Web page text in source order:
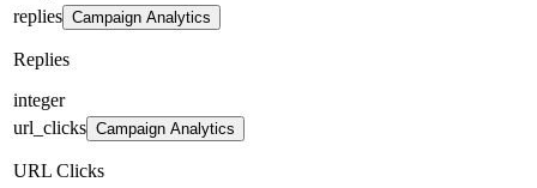
replies Campaign Analytics
Replies
integer
url_clicks Campaign Analytics
URL Clicks